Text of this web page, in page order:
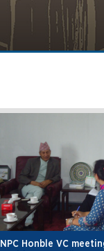
NPC Honble VC